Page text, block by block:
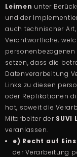
Leimen unter
und der
auch technischer
Verantwortliche,
setzen, dass die
Datenverarbeitung
Links zu diesen
oder Replikationen
hat, soweit die
Mitarbeiter der SUVI
veranlassen.
e) Recht auf
der Verarbeitung